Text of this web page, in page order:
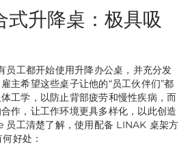
式升降桌：极具吸
工都开始使用升降办公桌，并充分发
主希望这些桌子让他的“员工伙伴们”都
工学，以防止背部疲劳和慢性疾病，而
作，让工作环境更具多样化，以此创造
工清楚了解，使用配备 LINAK 桌架方
好处：